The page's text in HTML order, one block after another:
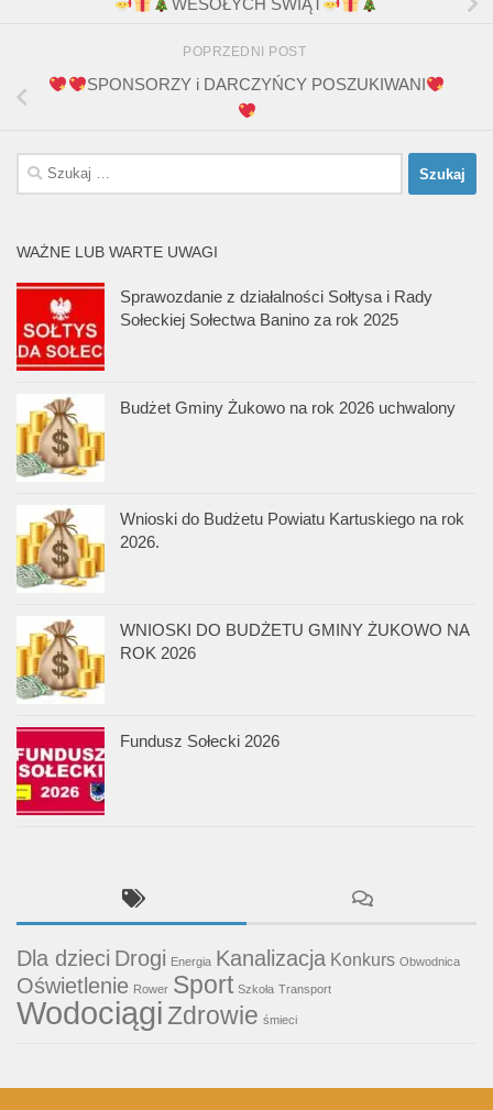
WESOŁYCH ŚWIĄT
POPRZEDNI POST
SPONSORZY i DARCZYŃCY POSZUKIWANI
Szukaj:
WAŻNE LUB WARTE UWAGI
Sprawozdanie z działalności Sołtysa i Rady
Sołeckiej Sołectwa Banino za rok 2025
Budżet Gminy Żukowo na rok 2026 uchwalony
Wnioski do Budżetu Powiatu Kartuskiego na rok
2026.
WNIOSKI DO BUDŻETU GMINY ŻUKOWO NA
ROK 2026
Fundusz Sołecki 2026
Dla dzieci Drogi Energia Kanalizacja Konkurs Obwodnica
Oświetlenie Rower Sport Szkoła Transport
WodociągiZdrowie śmieci